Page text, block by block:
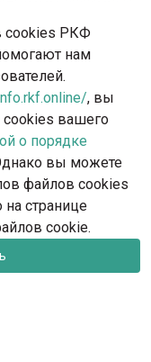
вам.
cookies РКФ
нам
, вы
cookies вашего
о порядке
вы можете
файлов cookies
на странице
cookie.